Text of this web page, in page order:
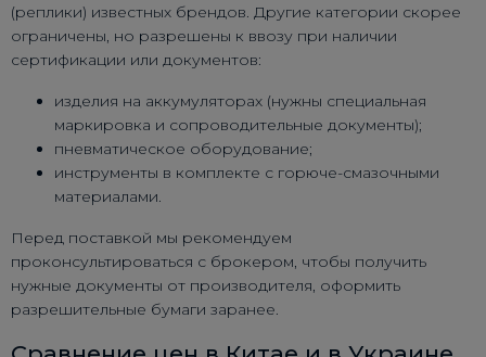
(реплики) известных брендов. Другие категории скорее
ограничены, но разрешены к ввозу при наличии
сертификации или документов:
изделия на аккумуляторах (нужны специальная
маркировка и сопроводительные документы);
пневматическое оборудование;
инструменты в комплекте с горюче-смазочными
материалами.
Перед поставкой мы рекомендуем
проконсультироваться с брокером, чтобы получить
нужные документы от производителя, оформить
разрешительные бумаги заранее.